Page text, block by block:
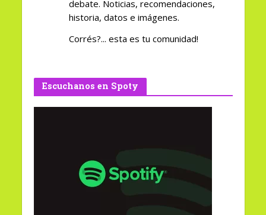
debate. Noticias, recomendaciones,
historia, datos e imágenes.
Corrés?... esta es tu comunidad!
Escuchanos en Spoty